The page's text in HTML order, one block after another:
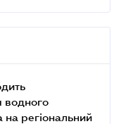
водного
на регіональний